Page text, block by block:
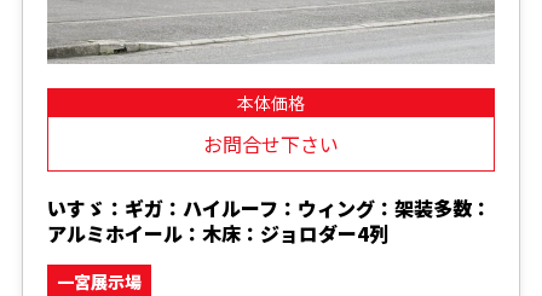
本体価格
お問合せ下さい
いすゞ：ギガ：ハイルーフ：ウィング：架装多数：
アルミホイール：木床：ジョロダー4列
一宮展示場